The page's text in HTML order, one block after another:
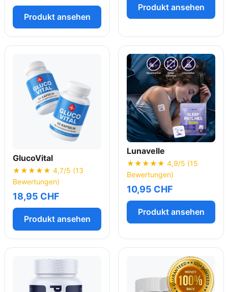
Produkt ansehen
Produkt ansehen
GlucoVital
★★★★★ 4,7/5 (13
Bewertungen)
18,95 CHF
Produkt ansehen
Lunavelle
★★★★★ 4,9/5 (15
Bewertungen)
10,95 CHF
Produkt ansehen